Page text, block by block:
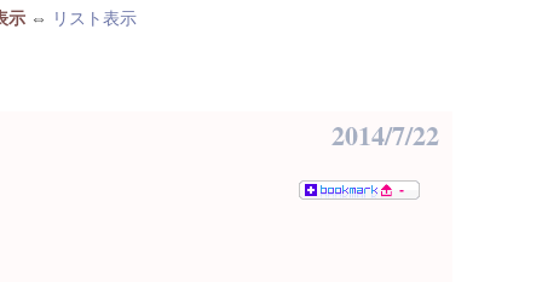
示⇔ リスト表示
2014/7/22
-